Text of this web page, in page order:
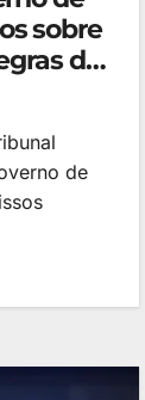
sobre
do
de